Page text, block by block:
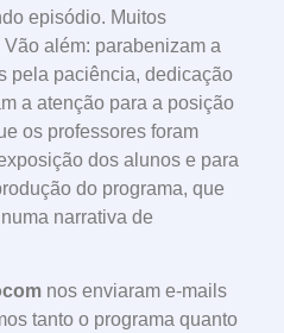
episódio. Muitos
além: parabenizam a
pela paciência, dedicação
a atenção para a posição
os professores foram
dos alunos e para
do programa, que
narrativa de
nos enviaram e-mails
tanto o programa quanto